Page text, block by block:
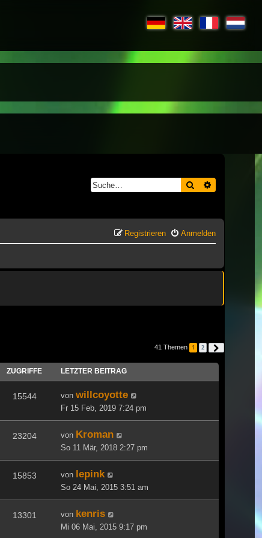
Suche
Anmelden
Registrieren
41 Themen 1 2
ZUGRIFFE LETZTER BEITRAG
15544 von willcoyotte
Fr 15 Feb, 2019 7:24 pm
23204 von Kroman
So 11 Mär, 2018 2:27 pm
15853 von lepink
So 24 Mai, 2015 3:51 am
13301 von kenris
Mi 06 Mai, 2015 9:17 pm